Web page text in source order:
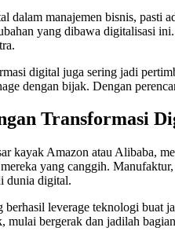
dalam manajemen bisnis, pasti
yang dibawa digitalisasi
digital juga sering jadi
dengan bijak. Dengan
Transformasi
kayak Amazon atau Alibaba,
yang canggih.
dunia digital.
leverage teknologi buat
mulai bergerak dan jadilah